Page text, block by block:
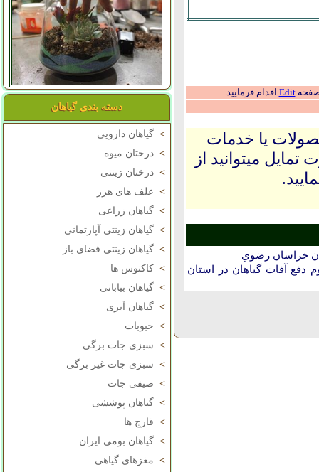
دسته بندی گیاهان
> گیاهان دارویی
> درختان میوه
> درختان زینتی
> علف های هرز
> گیاهان زراعی
> گیاهان زینتی آپارتمانی
> گیاهان زینتی فضای باز
> کاکتوس ها
> گیاهان بیابانی
> گیاهان آبزی
> حبوبات
> سبزی جات برگی
> سبزی جات غیر برگی
> صیفی جات
> گیاهان پوششی
> قارچ ها
> گیاهان بومی ایران
> مغزهای گیاهی
صفحهEdit اقدام فرمایید
یا خدمات
میتوانید از
خراسان رضوي
آفات گیاهان در استان